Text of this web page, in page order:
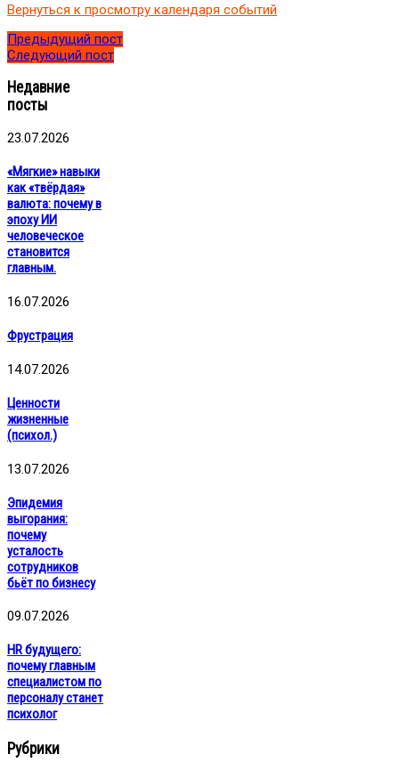
Вернуться к просмотру календаря событий
Предыдущий пост
Следующий пост
Недавние
посты
23.07.2026
«Мягкие» навыки
как «твёрдая»
валюта: почему в
эпоху ИИ
человеческое
становится
главным.
16.07.2026
Фрустрация
14.07.2026
Ценности
жизненные
(психол.)
13.07.2026
Эпидемия
выгорания:
почему
усталость
сотрудников
бьёт по бизнесу
09.07.2026
HR будущего:
почему главным
специалистом по
персоналу станет
психолог
Рубрики